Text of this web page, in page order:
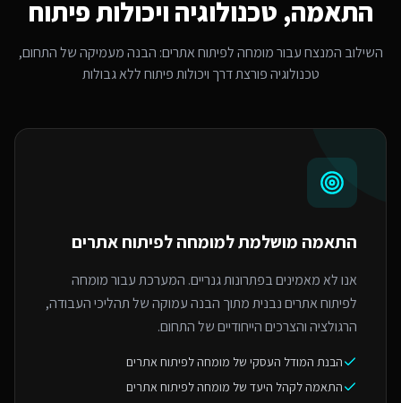
התאמה, טכנולוגיה ויכולות פיתוח
השילוב המנצח עבורמומחה לפיתוח אתרים: הבנה מעמיקה של התחום,
טכנולוגיה פורצת דרך ויכולות פיתוח ללא גבולות
התאמה מושלמת למומחה לפיתוח אתרים
אנו לא מאמינים בפתרונות גנריים. המערכת עבור מומחה
לפיתוח אתרים נבנית מתוך הבנה עמוקה של תהליכי העבודה,
הרגולציה והצרכים הייחודיים של התחום.
הבנת המודל העסקי של מומחה לפיתוח אתרים
התאמה לקהל היעד של מומחה לפיתוח אתרים